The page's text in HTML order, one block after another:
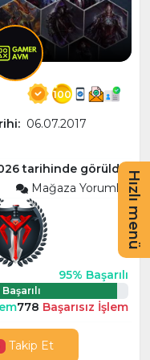
100
06.07.2017
tarihinde görüldü
Mağaza Yorumları
95% Başarılı
778 Başarısız İşlem
Takip Et
Hızlı menü